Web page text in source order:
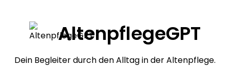
AltenpflegeGPT
Dein Begleiter durch den Alltag in der Altenpflege.